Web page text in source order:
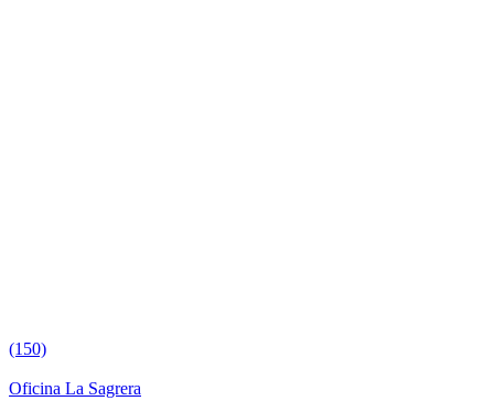
(150)
Oficina La Sagrera